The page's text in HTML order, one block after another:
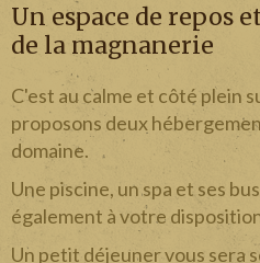
Un espace de repos
de la magnanerie
C'est au calme et côté plein
proposons deux
domaine.
Une piscine, un spa et ses
également à votre
Un petit déjeuner vous sera